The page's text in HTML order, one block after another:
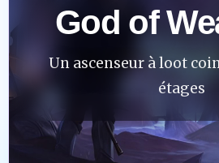
God of
Un ascenseur à loot
étages